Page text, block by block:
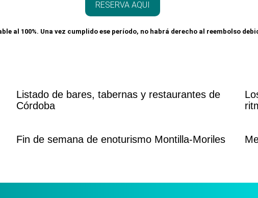
RESERVA AQUI
al 100%. Una vez cumplido ese período, no habrá derecho al reembolso
Listado de bares, tabernas y restaurantes de
Córdoba
Fin de semana de enoturismo Montilla-Moriles